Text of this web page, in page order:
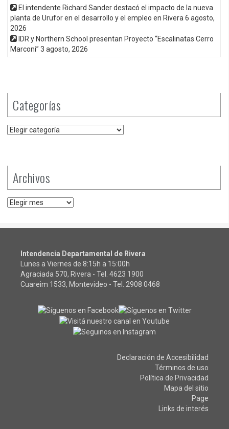
El intendente Richard Sander destacó el impacto de la nueva
planta de Urufor en el desarrollo y el empleo en Rivera 6 agosto,
2026
IDR y Northern School presentan Proyecto “Escalinatas Cerro
Marconi” 3 agosto, 2026
Categorías
Categorías
Archivos
Archivos
Intendencia Departamental de Rivera
Lunes a Viernes de 8:15h a 15:00h
Agraciada 570, Rivera - Tel. 4623 1900
Cuareim 1533, Montevideo - Tel. 2908 0468
Declaración de Accesibilidad
Términos de uso
Política de Privacidad
Mapa del sitio
Page
Links de interés